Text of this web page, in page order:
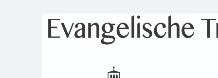
Evangelische
Informationen zu Veranstaltungen,